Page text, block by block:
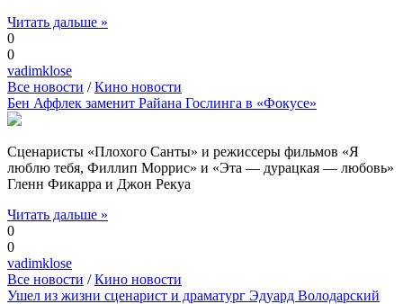
Читать дальше »
0
0
vadimklose
Все новости /Кино новости
Бен Аффлек заменит Райана Гослинга в «Фокусе»
Сценаристы «Плохого Санты» и режиссеры фильмов «Я
люблю тебя, Филлип Моррис» и «Эта — дурацкая — любовь»
Гленн Фикарра и Джон Рекуа
Читать дальше »
0
0
vadimklose
Все новости /Кино новости
Ушел из жизни сценарист и драматург Эдуард Володарский